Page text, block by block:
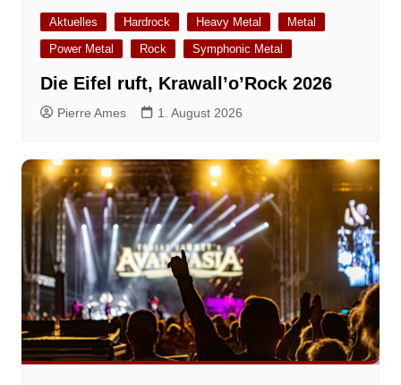
Aktuelles Hardrock Heavy Metal
Metal
Power Metal
Rock Symphonic Metal
Die Eifel ruft, Krawall’o’Rock 2026
Pierre Ames 1. August 2026